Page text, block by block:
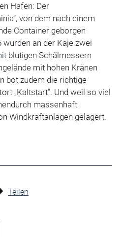
Hafen: Der
von dem nach einem
Container geborgen
an der Kaje zwei
blutigen Schälmessern
mit hohen Kränen
bot zudem die richtige
„Kaltstart”. Und weil so viel
massenhaft
Windkraftanlagen gelagert.
Teilen